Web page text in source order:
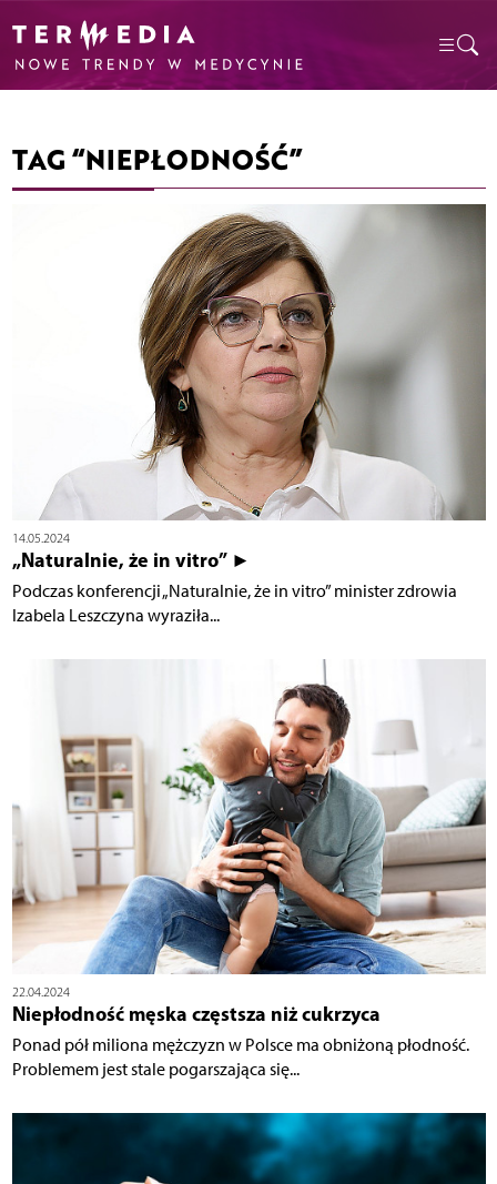
TAG “NIEPŁODNOŚĆ”
14.05.2024
„Naturalnie, że in vitro” ►
Podczas konferencji „Naturalnie, że in vitro” minister zdrowia
Izabela Leszczyna wyraziła...
22.04.2024
Niepłodność męska częstsza niż cukrzyca
Ponad pół miliona mężczyzn w Polsce ma obniżoną płodność.
Problemem jest stale pogarszająca się...